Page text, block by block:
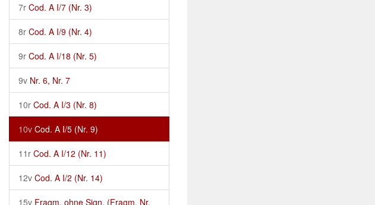
7r Cod. A I/7 (Nr. 3)
8r Cod. A I/9 (Nr. 4)
9r Cod. A I/18 (Nr. 5)
9v Nr. 6, Nr. 7
10r Cod. A I/3 (Nr. 8)
10v Cod. A I/5 (Nr. 9)
11r Cod. A I/12 (Nr. 11)
12v Cod. A I/2 (Nr. 14)
15v Fragm. ohne Sign. (Fragm. Nr.